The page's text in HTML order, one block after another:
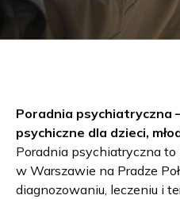
Poradnia psychiatryczna
psychiczne dla dzieci,
Poradnia psychiatryczna
w Warszawie na Pradze
diagnozowaniu, leczeniu i